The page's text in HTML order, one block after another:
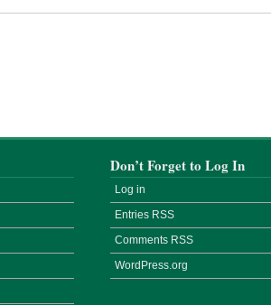
Don’t Forget to Log In
Log in
Entries RSS
Comments RSS
WordPress.org